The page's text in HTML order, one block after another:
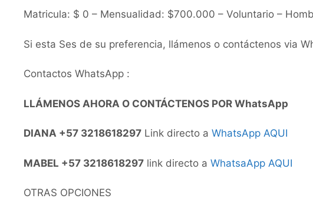
Matricula: $ 0 – Mensualidad: $700.000 – Voluntario –
Si esta Ses de su preferencia, llámenos o contáctenos via
Contactos WhatsApp :
LLÁMENOS AHORA O CONTÁCTENOS POR WhatsApp
DIANA +57 3218618297 Link directo a WhatsApp AQUI
MABEL +57 3218618297 link directo a WhatsaApp AQUI
OTRAS OPCIONES